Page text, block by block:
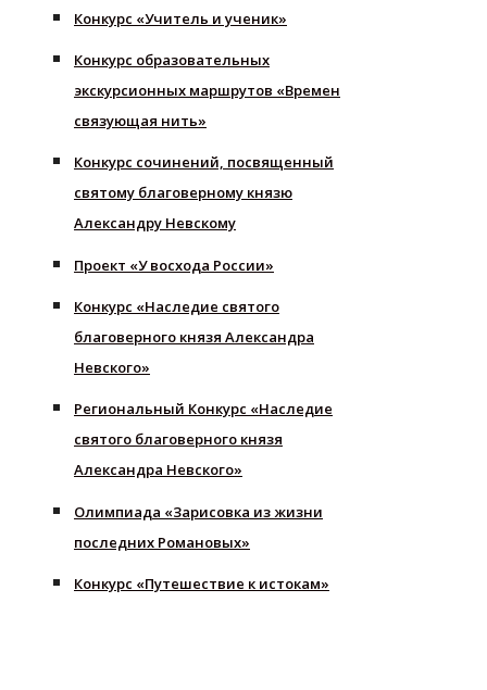
Конкурс «Учитель и ученик»
Конкурс образовательных
экскурсионных маршрутов «Времен
связующая нить»
Конкурс сочинений, посвященный
святому благоверному князю
Александру Невскому
Проект «У восхода России»
Конкурс «Наследие святого
благоверного князя Александра
Невского»
Региональный Конкурс «Наследие
святого благоверного князя
Александра Невского»
Олимпиада «Зарисовка из жизни
последних Романовых»
Конкурс «Путешествие к истокам»